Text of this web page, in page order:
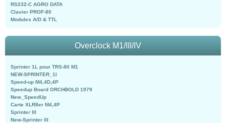
RS232-C AGRO DATA
Clavier PROF-80
Modules A/D & TTL
Overclock M1/III/IV
Sprinter 1L pour TRS-80 M1
NEW-SPRINTER_1l
Speed-up M4,4D,4P
Speedup Board ORCHBOLD 1979
New_SpeedUp
Carte XLR8er M4,4P
Sprinter III
New-Sprinter III